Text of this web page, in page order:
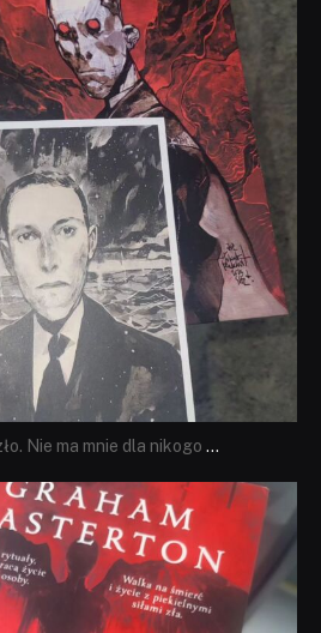
Nie ma mnie dla nikogo ...
dobryhorror
Sie 23